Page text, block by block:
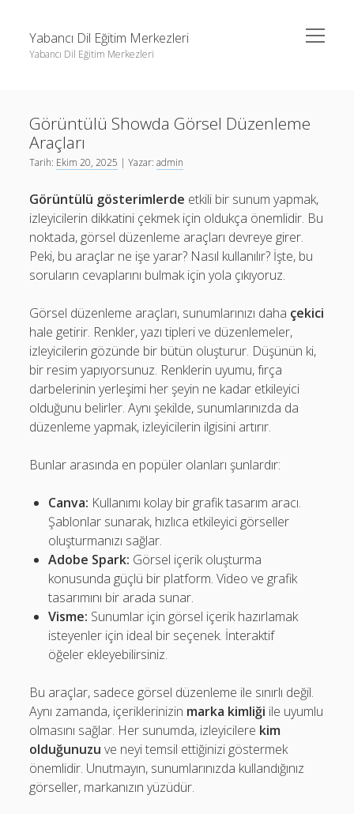
Yabancı Dil Eğitim Merkezleri
Yabancı Dil Eğitim Merkezleri
menüyü
aç
Liste
Sayfa Listesi
Threads Beğeni Çoğaltma Bedava
Instagram Gizli Profil Görme
Sayfa Listesi
Shorts Abone Arttırma Ücretsiz
Threads Beğeni Çoğaltma Bedava
Görüntülü Showda Görsel Düzenleme
Araçları
Tarih: Ekim 20, 2025 | Yazar:admin
Görüntülü gösterimlerde etkili bir sunum yapmak,
izleyicilerin dikkatini çekmek için oldukça önemlidir. Bu
noktada, görsel düzenleme araçları devreye girer.
Peki, bu araçlar ne işe yarar? Nasıl kullanılır? İşte, bu
soruların cevaplarını bulmak için yola çıkıyoruz.
Görsel düzenleme araçları, sunumlarınızı daha çekici
hale getirir. Renkler, yazı tipleri ve düzenlemeler,
izleyicilerin gözünde bir bütün oluşturur. Düşünün ki,
bir resim yapıyorsunuz. Renklerin uyumu, fırça
darbelerinin yerleşimi her şeyin ne kadar etkileyici
olduğunu belirler. Aynı şekilde, sunumlarınızda da
düzenleme yapmak, izleyicilerin ilgisini artırır.
Bunlar arasında en popüler olanları şunlardır:
Canva: Kullanımı kolay bir grafik tasarım aracı.
Şablonlar sunarak, hızlıca etkileyici görseller
oluşturmanızı sağlar.
Adobe Spark: Görsel içerik oluşturma
konusunda güçlü bir platform. Video ve grafik
tasarımını bir arada sunar.
Visme: Sunumlar için görsel içerik hazırlamak
isteyenler için ideal bir seçenek. İnteraktif
öğeler ekleyebilirsiniz.
Bu araçlar, sadece görsel düzenleme ile sınırlı değil.
Aynı zamanda, içeriklerinizin marka kimliği ile uyumlu
olmasını sağlar. Her sunumda, izleyicilere kim
olduğunuzu ve neyi temsil ettiğinizi göstermek
önemlidir. Unutmayın, sunumlarınızda kullandığınız
görseller, markanızın yüzüdür.